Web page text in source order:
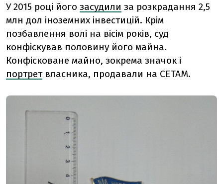
У 2015 році його засудили за розкрадання 2,5
млн дол іноземних інвестицій. Крім
позбавлення волі на вісім років, суд
конфіскував половину його майна.
Конфісковане майно, зокрема значок і
портретвласника, продавали на СЕТАМ.